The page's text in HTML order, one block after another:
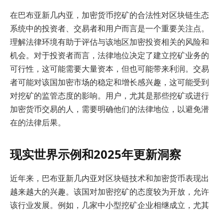
在巴布亚新几内亚，加密货币挖矿的合法性对区块链生态
系统中的投资者、交易者和用户而言是一个重要关注点。
理解法律环境有助于评估与该地区加密投资相关的风险和
机会。对于投资者而言，法律地位决定了建立挖矿业务的
可行性，这可能需要大量资本，但也可能带来利润。交易
者可能对该国加密市场的稳定和增长感兴趣，这可能受到
对挖矿的监管态度的影响。用户，尤其是那些挖矿或进行
加密货币交易的人，需要明确他们的法律地位，以避免潜
在的法律后果。
现实世界示例和2025年更新洞察
近年来，巴布亚新几内亚对区块链技术和加密货币表现出
越来越大的兴趣。该国对加密挖矿的态度较为开放，允许
该行业发展。例如，几家中小型挖矿企业相继成立，尤其